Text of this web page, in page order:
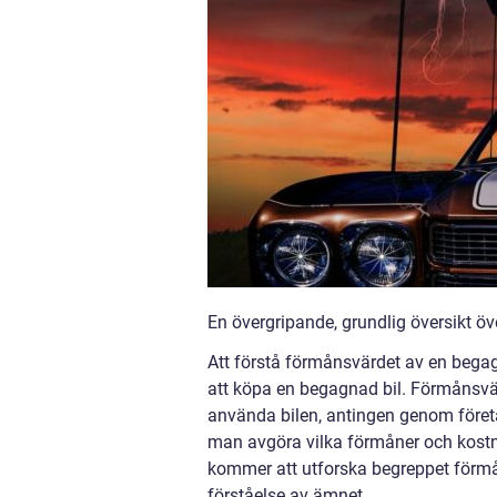
En övergripande, grundlig översikt
Att förstå förmånsvärdet av en
att köpa en begagnad bil.
använda bilen, antingen genom
man avgöra vilka förmåner och
kommer att utforska begreppet